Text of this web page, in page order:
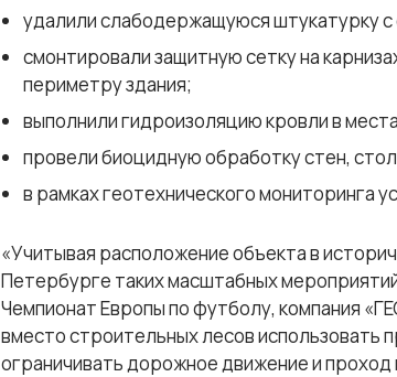
удалили слабодержащуюся штукатурку
смонтировали защитную сетку на
периметру здания;
выполнили гидроизоляцию кровли в
провели биоцидную обработку стен,
в рамках геотехнического мониторинга
«Учитывая расположение объекта в
Петербурге таких масштабных
Чемпионат Европы по футболу, компания
вместо строительных лесов использовать
ограничивать дорожное движение и